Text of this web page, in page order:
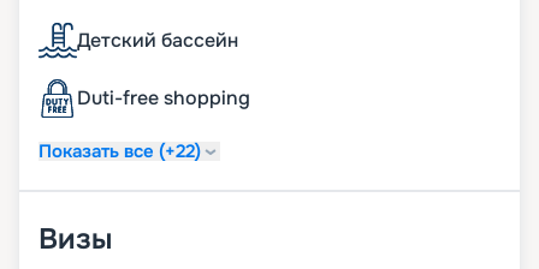
расписание круизов, цены, схемы палуб,
описание кают и прочее. Перед вами – весь мир!
Детский бассейн
Duti-free shopping
Показать все (+22)
Визы